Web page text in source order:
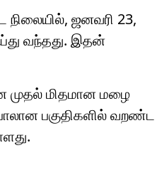
ஜனவரி 23,
வந்தது. இதன்
முதல் மிதமான மழை
பகுதிகளில் வறண்ட